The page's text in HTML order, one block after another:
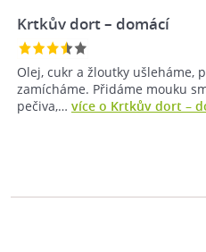
Krtkův dort – domácí
Olej, cukr a žloutky ušleháme,
zamícháme. Přidáme mouku
pečiva,… více o Krtkův dort –